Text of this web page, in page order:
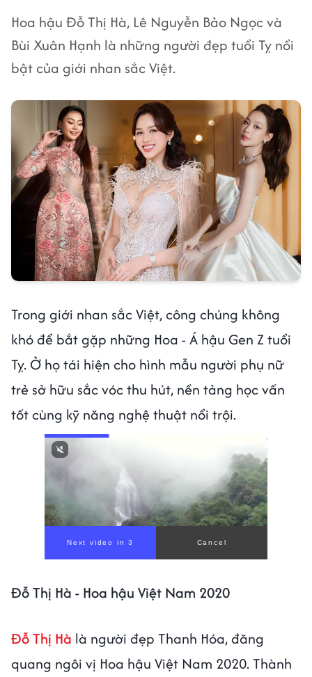
Hoa hậu Đỗ Thị Hà, Lê Nguyễn Bảo Ngọc và
Bùi Xuân Hạnh là những người đẹp tuổi Tỵ nổi
bật của giới nhan sắc Việt.
Trong giới nhan sắc Việt, công chúng không
khó để bắt gặp những Hoa - Á hậu Gen Z tuổi
Tỵ. Ở họ tái hiện cho hình mẫu người phụ nữ
trẻ sở hữu sắc vóc thu hút, nền tảng học vấn
tốt cùng kỹ năng nghệ thuật nổi trội.
Next video in 1 Cancel
Đỗ Thị Hà - Hoa hậu Việt Nam 2020
Đỗ Thị Hà là người đẹp Thanh Hóa, đăng
quang ngôi vị Hoa hậu Việt Nam 2020. Thành